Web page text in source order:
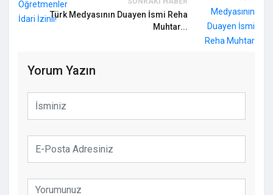
Türk Medyasının Duayen İsmi Reha
Muhtar...
Yorum Yazın
görüntüsü tepki çekti!
"Vira Bismillah" Diyerek AK Parti'ye Geçti!
Orhan Çerkez'in Yorumlara Kapattığı İlk
Paylaşım Gündem Oldu